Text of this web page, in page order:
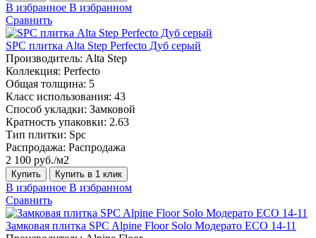
В избранное В избранном
Сравнить
SPC плитка Alta Step Perfecto Дуб серый
Производитель: Alta Step
Коллекция: Perfecto
Общая толщина: 5
Класс использования: 43
Способ укладки: Замковой
Кратность упаковки: 2.63
Тип плитки: Spc
Распродажа: Распродажа
2 100 руб./м2
Купить Купить в 1 клик
В избранное В избранном
Сравнить
Замковая плитка SPC Alpine Floor Solo Модерато ЕСО 14-11